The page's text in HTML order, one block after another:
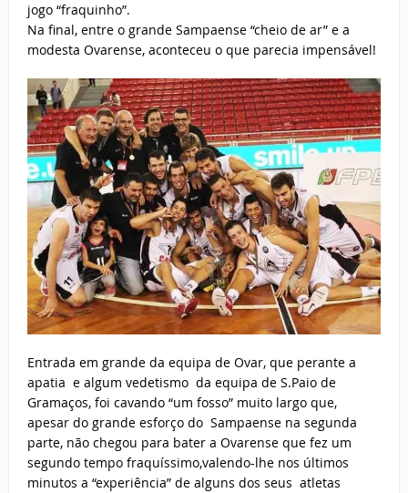
jogo “fraquinho”.
Na final, entre o grande Sampaense “cheio de ar” e a
modesta Ovarense, aconteceu o que parecia impensável!
Entrada em grande da equipa de Ovar, que perante a
apatia e algum vedetismo da equipa de S.Paio de
Gramaços, foi cavando “um fosso” muito largo que,
apesar do grande esforço do Sampaense na segunda
parte, não chegou para bater a Ovarense que fez um
segundo tempo fraquíssimo,valendo-lhe nos últimos
minutos a “experiência” de alguns dos seus atletas